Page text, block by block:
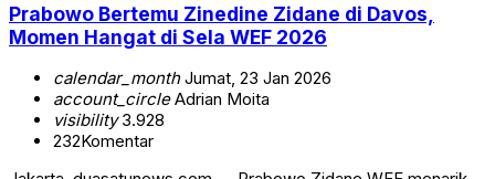
Prabowo Bertemu Zinedine Zidane di Davos,
Momen Hangat di Sela WEF 2026
calendar_monthJumat, 23 Jan 2026
account_circleAdrian Moita
visibility3.928
232Komentar